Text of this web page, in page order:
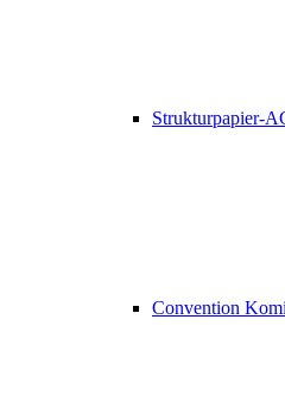
Strukturpapier-
Convention